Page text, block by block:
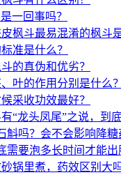
一回事吗？
枫斗最易混淆的枫斗
准是什么？
的真伪和优劣？
叶的作用分别是什么
采收功效最好？
“龙头凤尾”之说，到
斛吗？会不会影响降糖
需要泡多长时间才能出
锅里煮，药效区别大